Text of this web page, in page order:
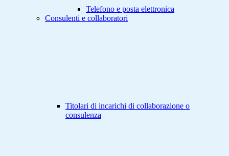
Telefono e posta elettronica
Consulenti e collaboratori
Titolari di incarichi di collaborazione o
consulenza